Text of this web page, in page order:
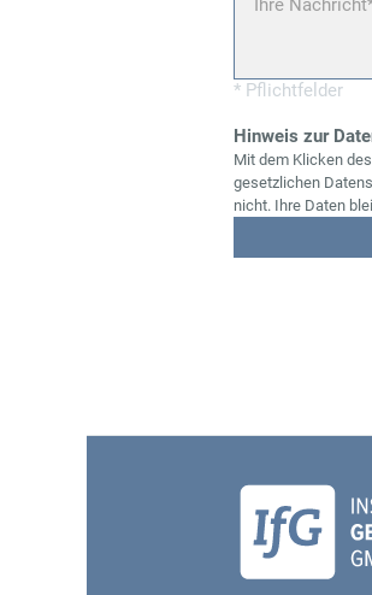
* Pflichtfelder
Hinweis zur
Mit dem Klicken
gesetzlichen
nicht. Ihre Daten